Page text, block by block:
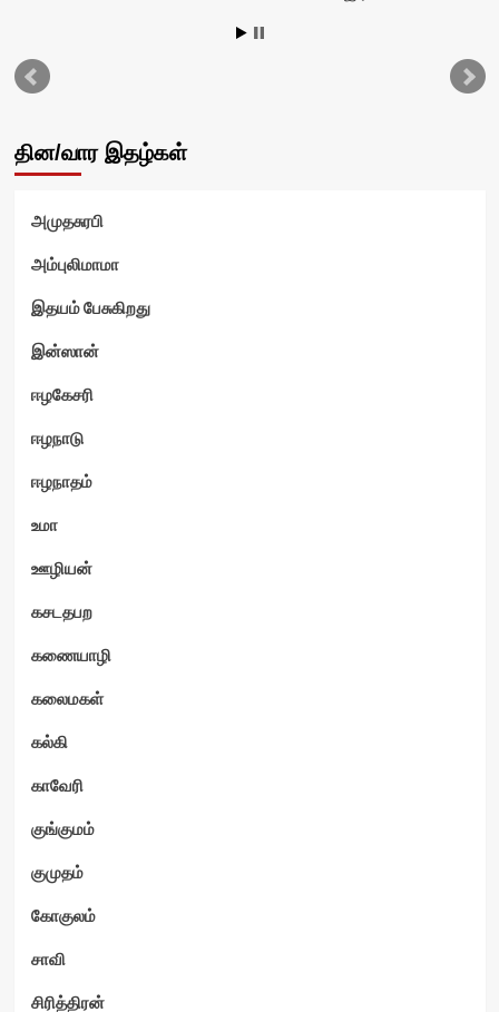
தின/வார இதழ்கள்
அமுதசுரபி
அம்புலிமாமா
இதயம் பேசுகிறது
இன்ஸான்
ஈழகேசரி
ஈழநாடு
ஈழநாதம்
உமா
ஊழியன்
கசடதபற
கணையாழி
கலைமகள்
கல்கி
காவேரி
குங்குமம்
குமுதம்
கோகுலம்
சாவி
சிரித்திரன்